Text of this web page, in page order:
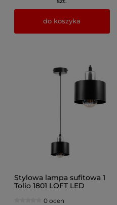
do koszyka
Stylowa lampa sufitowa 1
Tolio 1801 LOFT LED
0 ocen